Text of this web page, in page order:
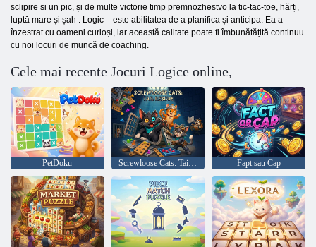
sclipire si un pic, și de multe victorie timp premnozhestvo la tic-tac-toe, hărți,
luptă mare și șah . Logic – este abilitatea de a planifica și anticipa. Ea a
înzestrat cu oameni curioși, iar această calitate poate fi îmbunătățită continuu
cu noi locuri de muncă de coaching.
Cele mai recente Jocuri Logice online,
PetDoku Screwloose Cats: Tail Rescue Fapt sau Cap